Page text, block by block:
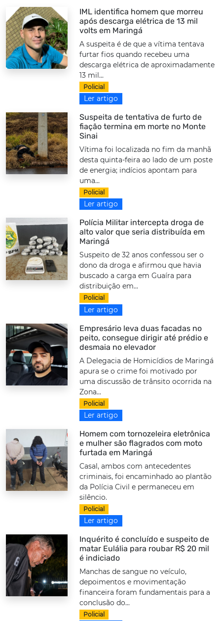
IML identifica homem que morreu
após descarga elétrica de 13 mil
volts em Maringá
A suspeita é de que a vítima tentava
furtar fios quando recebeu uma
descarga elétrica de aproximadamente
13 mil...
Policial
Ler artigo
Suspeita de tentativa de furto de
fiação termina em morte no Monte
Sinai
Vítima foi localizada no fim da manhã
desta quinta-feira ao lado de um poste
de energia; indícios apontam para
uma...
Policial
Ler artigo
Polícia Militar intercepta droga de
alto valor que seria distribuída em
Maringá
Suspeito de 32 anos confessou ser o
dono da droga e afirmou que havia
buscado a carga em Guaíra para
distribuição em...
Policial
Ler artigo
Empresário leva duas facadas no
peito, consegue dirigir até prédio e
desmaia no elevador
A Delegacia de Homicídios de Maringá
apura se o crime foi motivado por
uma discussão de trânsito ocorrida na
Zona...
Policial
Ler artigo
Homem com tornozeleira eletrônica
e mulher são flagrados com moto
furtada em Maringá
Casal, ambos com antecedentes
criminais, foi encaminhado ao plantão
da Polícia Civil e permaneceu em
silêncio.
Policial
Ler artigo
Inquérito é concluído e suspeito de
matar Eulália para roubar R$ 20 mil
é indiciado
Manchas de sangue no veículo,
depoimentos e movimentação
financeira foram fundamentais para a
conclusão do...
Policial